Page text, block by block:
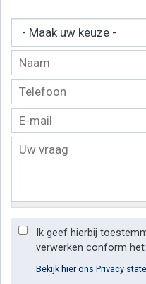
Ik geef hierbij
verwerken conform
Bekijk hier ons Privacy